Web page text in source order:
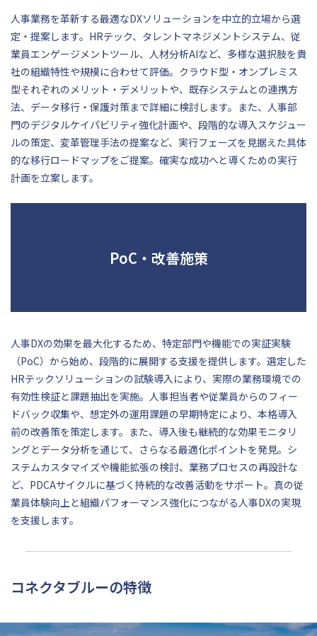
人事業務を革新する最適なDXソリューションを中立的立場から選
定・提案します。HRテック、タレントマネジメントシステム、従
業員エンゲージメントツール、人材分析AIなど、多様な選択肢を貴
社の組織特性や規模に合わせて評価。クラウド型・オンプレミス
型それぞれのメリット・デメリットや、既存システムとの連携方
法、データ移行・保護対策まで詳細に検討します。また、人事部
門のデジタルケイパビリティ強化計画や、段階的な導入スケジュー
ルの策定、変革管理手法の提案など、実行フェーズを見据えた具体
的な移行ロードマップをご提案。確実な成功へと導くための実行
計画を立案します。
PoC・改善施策
人事DXの効果を最大化するため、特定部門や機能での実証実験
（PoC）から始め、段階的に展開する支援を提供します。選定した
HRテックソリューションの試験導入により、実際の業務環境での
有効性検証と課題抽出を実施。人事担当者や従業員からのフィー
ドバック収集や、想定外の運用課題の早期特定により、本格導入
前の改善策を策定します。また、導入後も継続的な効果モニタリ
ングとデータ分析を通じて、さらなる最適化ポイントを発見。シ
ステムカスタマイズや機能拡張の検討、業務プロセスの再設計な
ど、PDCAサイクルに基づく持続的な改善活動をサポート。真の従
業員体験向上と組織パフォーマンス強化につながる人事DXの実現
を支援します。
コネクタブルーの特徴